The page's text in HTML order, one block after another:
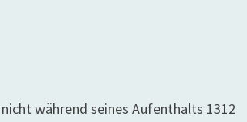
während seines Aufenthalts 1312